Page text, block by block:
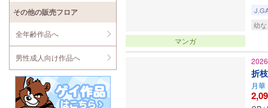
マンガ
幼
折
月華
その他の販売フロア
全年齢作品へ
男性成人向け作品へ